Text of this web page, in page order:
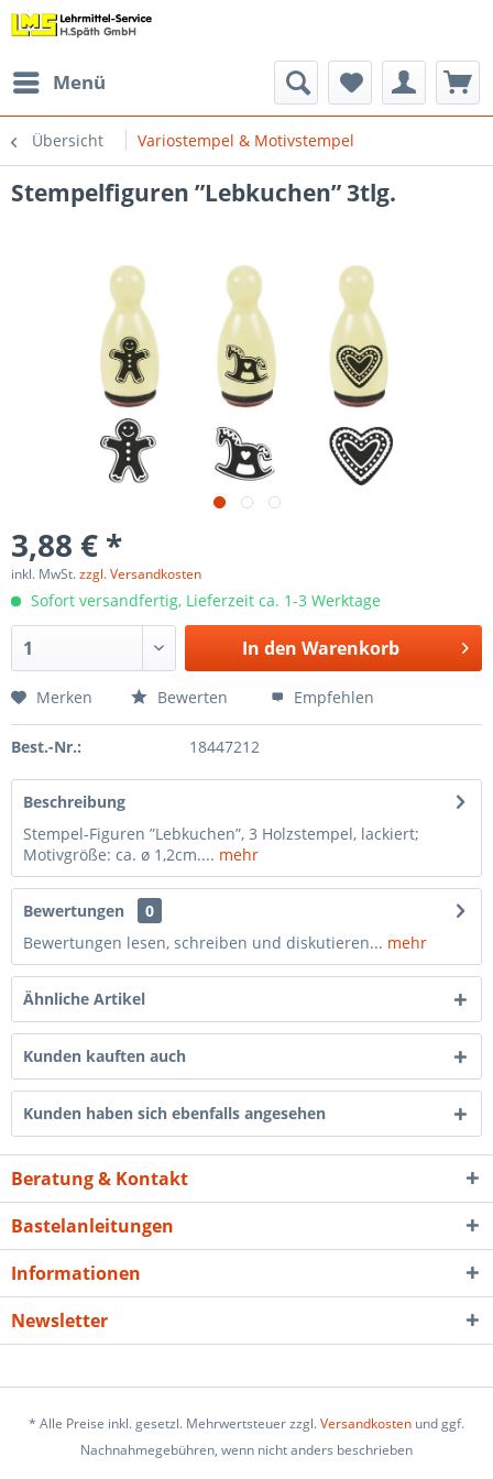
Menü
Übersicht Variostempel & Motivstempel
Stempelfiguren ”Lebkuchen” 3tlg.
3,88 € *
inkl. MwSt.zzgl. Versandkosten
Sofort versandfertig, Lieferzeit ca. 1-3 Werktage
In den Warenkorb
Merken Bewerten Empfehlen
Best.-Nr.: 18447212
Beschreibung
Stempel-Figuren ”Lebkuchen”, 3 Holzstempel, lackiert;
Motivgröße: ca. ø 1,2cm.... mehr
Bewertungen
0
Bewertungen lesen, schreiben und diskutieren... mehr
Ähnliche Artikel
Kunden kauften auch
Kunden haben sich ebenfalls angesehen
Beratung & Kontakt
Bastelanleitungen
Informationen
Newsletter
* Alle Preise inkl. gesetzl. Mehrwertsteuer zzgl.Versandkosten und ggf.
Nachnahmegebühren, wenn nicht anders beschrieben